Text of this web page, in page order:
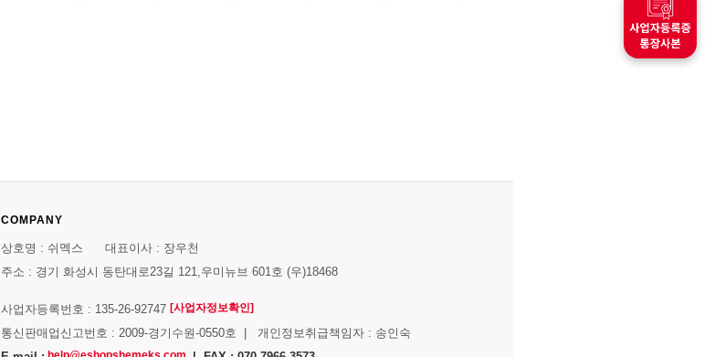
COMPANY
상호명 : 쉬멕스 대표이사 : 장우천
주소 : 경기 화성시 동탄대로23길 121,우미뉴브 601호 (우)18468
사업자등록번호 : 135-26-92747 [사업자정보확인]
통신판매업신고번호 : 2009-경기수원-0550호 | 개인정보취급책임자 : 송인숙